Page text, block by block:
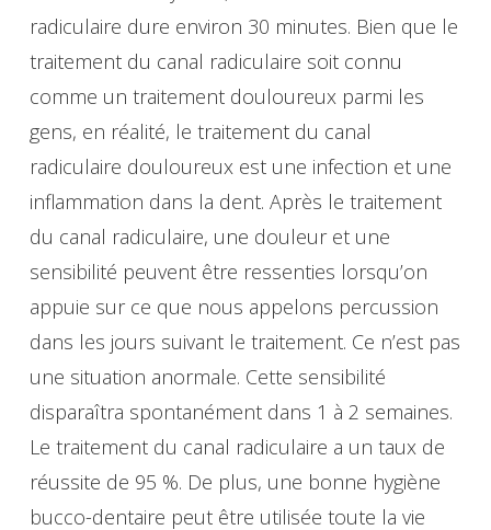
radiculaire dure environ 30 minutes. Bien que le
traitement du canal radiculaire soit connu
comme un traitement douloureux parmi les
gens, en réalité, le traitement du canal
radiculaire douloureux est une infection et une
inflammation dans la dent. Après le traitement
du canal radiculaire, une douleur et une
sensibilité peuvent être ressenties lorsqu’on
appuie sur ce que nous appelons percussion
dans les jours suivant le traitement. Ce n’est pas
une situation anormale. Cette sensibilité
disparaîtra spontanément dans 1 à 2 semaines.
Le traitement du canal radiculaire a un taux de
réussite de 95 %. De plus, une bonne hygiène
bucco-dentaire peut être utilisée toute la vie